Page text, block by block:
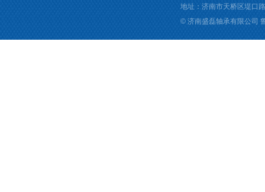
地址：济南市天桥区堤口
© 济南盛磊轴承有限公司